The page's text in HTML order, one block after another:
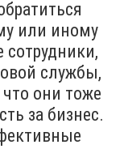
или иному
сотрудники,
службы,
они тоже
за бизнес.